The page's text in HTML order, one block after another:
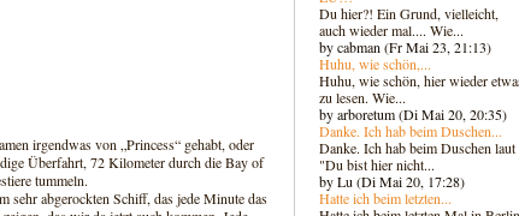
irgendwas von „Princess“ gehabt, oder
Überfahrt, 72 Kilometer durch die Bay of
tummeln.
sehr abgerockten Schiff, das jede Minute das
Du hier?! Ein Grund, vielleicht,
auch wieder mal.... Wie...
by cabman (Fr Mai 23, 21:13)
Huhu, wie schön,...
Huhu, wie schön, hier wieder
zu lesen. Wie...
by arboretum (Di Mai 20, 20:35)
Danke. Ich hab beim Duschen...
Danke. Ich hab beim Duschen laut
"Du bist hier nicht...
by Lu (Di Mai 20, 17:28)
Hatte ich beim letzten...